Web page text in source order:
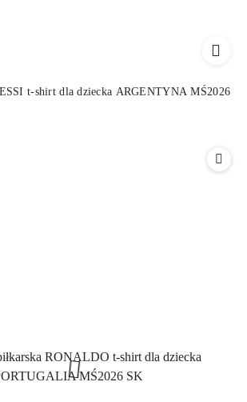
t-shirt dla dziecka ARGENTYNA MŚ2026